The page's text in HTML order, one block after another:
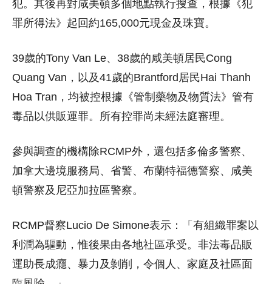
犯。其後再對咸美頓多個地點執行搜查，根據《犯
罪所得法》起回約165,000元現金及珠寶。
39歲的Tony Van Le、38歲的咸美頓居民Cong
Quang Van，以及41歲的Brantford居民Hai Thanh
Hoa Tran，均被控根據《管制藥物及物質法》管有
毒品以供販運罪。所有控罪尚未經法庭審理。
參與調查的機構除RCMP外，還包括多倫多警察、
加拿大邊境服務局、省警、布蘭特福德警察、咸美
頓警察及尼亞加拉區警察。
RCMP督察Lucio De Simone表示：「有組織罪案以
利潤為驅動，惟後果由各地社區承受。非法毒品販
運助長成癮、暴力及剝削，令個人、家庭及社區面